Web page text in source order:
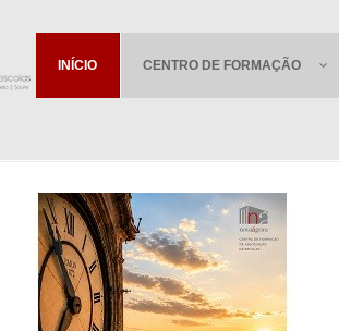
INÍCIO CENTRO DE FORMAÇÃO